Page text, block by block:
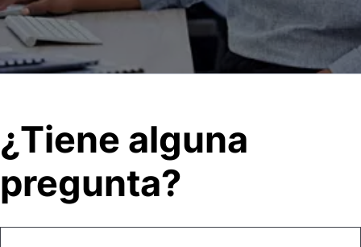
¿Tiene alguna
pregunta?